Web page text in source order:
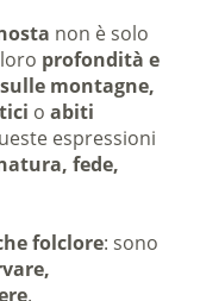
non è solo
profondità e
montagne,
o abiti
espressioni
fede,
folclore: sono
.